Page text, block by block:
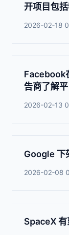
开项目包
2026-02-18
Facebook
告商了解
2026-02-13
Google 下
2026-02-08
SpaceX